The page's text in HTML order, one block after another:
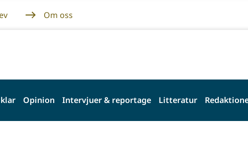
Om oss
Opinion Intervjuer & reportage Litteratur